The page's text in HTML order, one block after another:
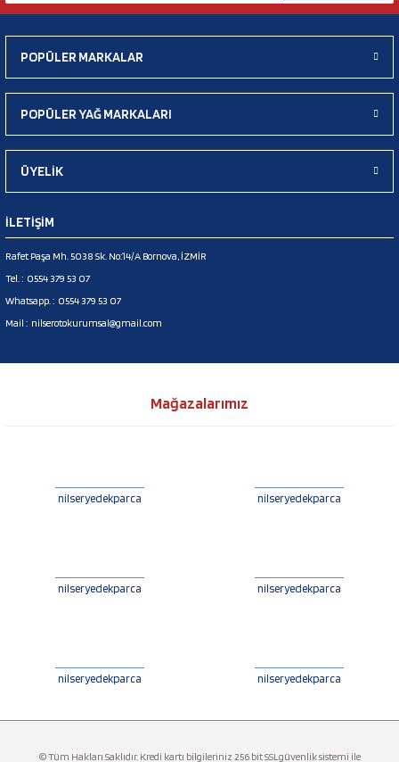
POPÜLER MARKALAR
POPÜLER YAĞ MARKALARI
ÜYELİK
İLETİŞİM
Rafet Paşa Mh. 5038 Sk. No:14/A Bornova, İZMİR
Tel. : 0554 379 53 07
Whatsapp. : 0554 379 53 07
Mail : nilserotokurumsal@gmail.com
Mağazalarımız
nilseryedekparca nilseryedekparca
nilseryedekparca nilseryedekparca
nilseryedekparca nilseryedekparca
© Tüm Hakları Saklıdır. Kredi kartı bilgileriniz 256 bit SSLgüvenlik sistemi ile